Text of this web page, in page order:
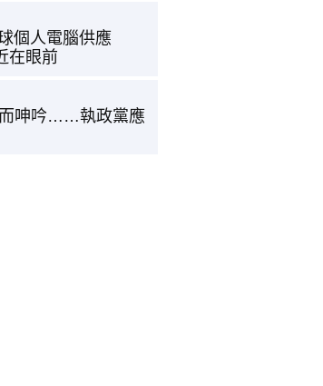
個人電腦供應
在眼前
呻吟……執政黨應